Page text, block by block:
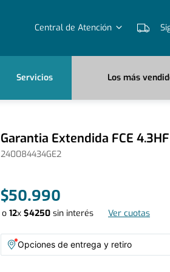
Central de Atención
Servicios Los más
Garantia Extendida FCE
240084434GE2
$50.990
o 12x $4250 sin interés Ver cuotas
Opciones de entrega y retiro